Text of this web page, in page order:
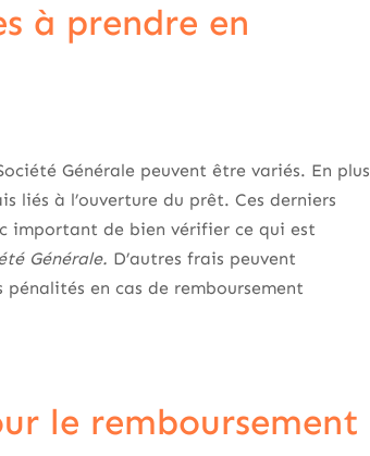
à prendre en
Générale peuvent être variés. En plus
liés à l’ouverture du prêt. Ces derniers
important de bien vérifier ce qui est
Générale. D’autres frais peuvent
en cas de remboursement
le remboursement